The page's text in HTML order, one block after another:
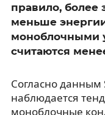
правило,
меньше
моноблочными
считаются
Согласно данным
наблюдается
моноблочные